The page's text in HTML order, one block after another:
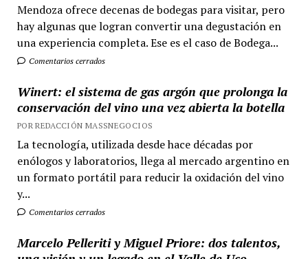
Mendoza ofrece decenas de bodegas para visitar, pero
hay algunas que logran convertir una degustación en
una experiencia completa. Ese es el caso de Bodega...
Comentarios cerrados
Winert: el sistema de gas argón que prolonga la
conservación del vino una vez abierta la botella
POR REDACCIÓN MASSNEGOCIOS
La tecnología, utilizada desde hace décadas por
enólogos y laboratorios, llega al mercado argentino en
un formato portátil para reducir la oxidación del vino
y...
Comentarios cerrados
Marcelo Pelleriti y Miguel Priore: dos talentos,